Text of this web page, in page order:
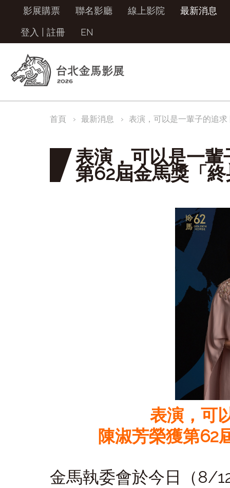
影展購票 聯名影廳 線上影院
最新消息
登入
註冊 EN
首頁 最新消息 表演，可以是一輩子的追
表演，可以是一
第62屆金馬獎「
表演，可
陳淑芳榮獲第62
金馬執委會於今日（8/